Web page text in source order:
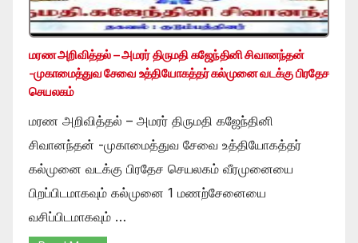
மரண அறிவித்தல் – அமரர் திருமதி கஜேந்தினி சிவானந்தன்
-முகாமைத்துவ சேவை உத்தியோகத்தர் கல்முனை வடக்கு பிரதேச
செயலகம்
மரண அறிவித்தல் – அமரர் திருமதி கஜேந்தினி
சிவானந்தன் -முகாமைத்துவ சேவை உத்தியோகத்தர்
கல்முனை வடக்கு பிரதேச செயலகம் வீரமுனையை
பிறப்பிடமாகவும் கல்முனை 1 மணற்சேனையை
வசிப்பிடமாகவும் …